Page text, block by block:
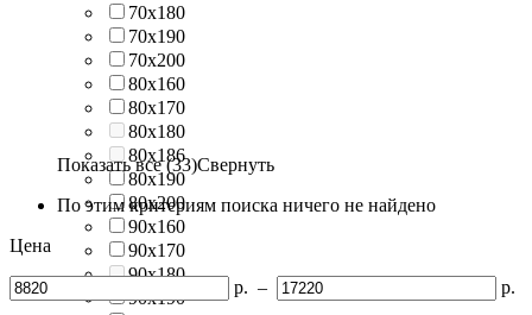
70х180
70х190
70х200
80х160
80х170
80х180
80х186
80х190
80х200
90х160
90х170
90х180
90х190
Показать все (33)Свернуть
По этим критериям поиска ничего не найдено
Цена
р. – р.